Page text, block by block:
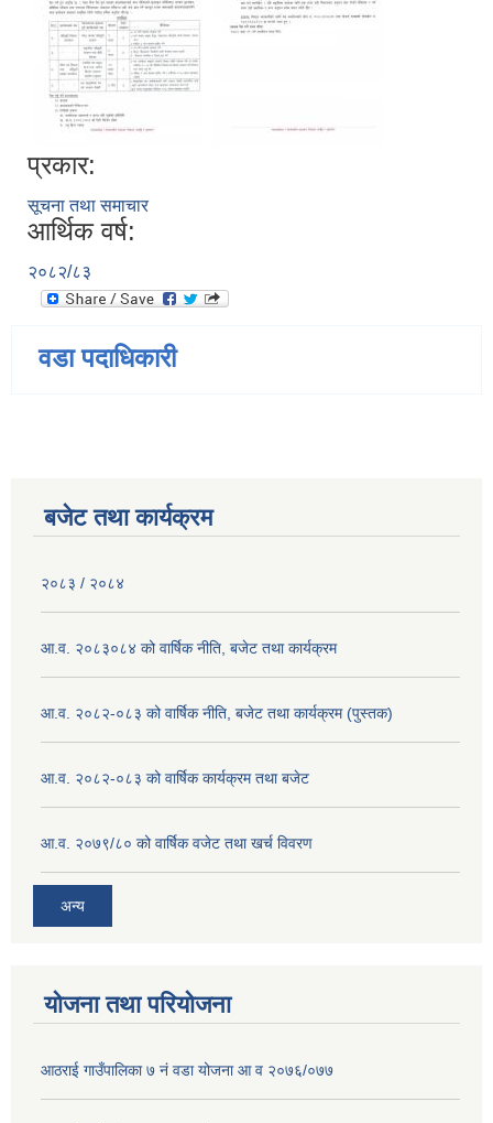
प्रकार:
सूचना तथा समाचार
आर्थिक वर्ष:
२०८२/८३
वडा पदाधिकारी
बजेट तथा कार्यक्रम
२०८३ / २०८४
आ.व. २०८३०८४ को वार्षिक नीति, बजेट तथा कार्यक्रम
आ.व. २०८२-०८३ को वार्षिक नीति, बजेट तथा कार्यक्रम (पुस्तक)
आ.व. २०८२-०८३ को वार्षिक कार्यक्रम तथा बजेट
आ.व. २०७९/८० को वार्षिक वजेट तथा खर्च विवरण
अन्य
योजना तथा परियोजना
आठराई गाउँपालिका ७ नं वडा योजना आ व २०७६/०७७